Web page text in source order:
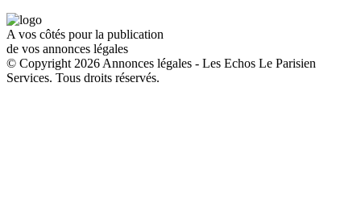
A vos côtés pour la publication
de vos annonces légales
© Copyright 2026 Annonces légales - Les Echos Le Parisien
Services. Tous droits réservés.